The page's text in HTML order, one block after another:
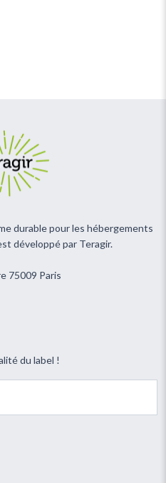
durable pour les hébergements
développé par Teragir.
75009 Paris
du label !